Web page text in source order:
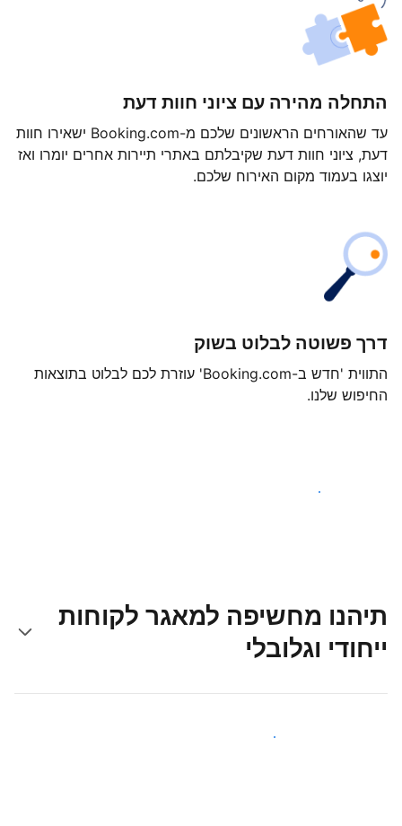
התחלה מהירה עם ציוני חוות דעת
עד שהאורחים הראשונים שלכם מ-Booking.com ישאירו חוות
דעת, ציוני חוות דעת שקיבלתם באתרי תיירות אחרים יומרו ואז
יוצגו בעמוד מקום האירוח שלכם.
דרך פשוטה לבלוט בשוק
התווית 'חדש ב-Booking.com' עוזרת לכם לבלוט בתוצאות
החיפוש שלנו.
צאו לדרך עוד היום
תיהנו מחשיפה למאגר לקוחות
ייחודי וגלובלי
קבלו חשיפה בפני אורחים חדשים